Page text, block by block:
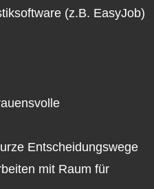
(z.B. EasyJob)
Entscheidungswege
mit Raum für